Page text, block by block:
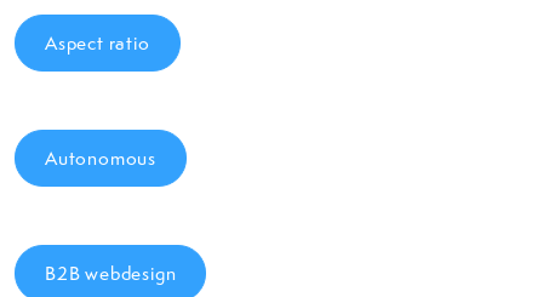
Aspect ratio
Autonomous
B2B webdesign